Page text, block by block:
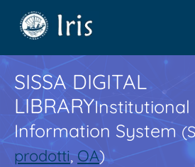
SISSA DIGITAL
LIBRARYInstitutional
Information System
prodotti,OA)